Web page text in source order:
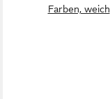
Farben, weich